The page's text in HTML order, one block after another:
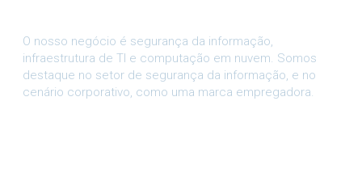
O nosso negócio é segurança da informação,
infraestrutura de TI e computação em nuvem. Somos
destaque no setor de segurança da informação, e no
cenário corporativo, como uma marca empregadora.